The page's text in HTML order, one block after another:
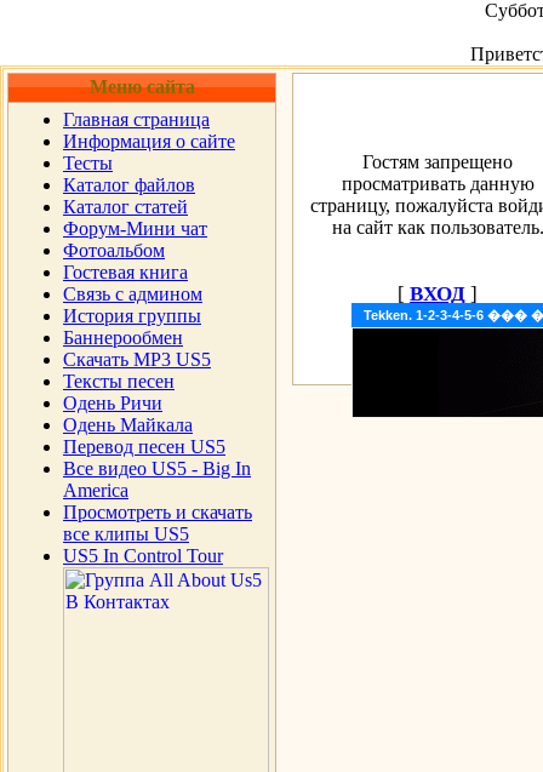
Меню сайта
Главная страница
Информация о сайте
Тесты
Каталог файлов
Каталог статей
Форум-Мини чат
Фотоальбом
Гостевая книга
Cвязь с админом
История группы
Баннерообмен
Скачать MP3 US5
Тексты песен
Одень Ричи
Одень Майкала
Перевод песен US5
Все видео US5 - Big In
America
Просмотреть и скачать
все клипы US5
US5 In Control Tour
Tekken. 1-2-3-4-5-6
Гостям запрещено
просматривать данную
страницу, пожалуйста
на сайт как пользователь.
[ ВХОД ]